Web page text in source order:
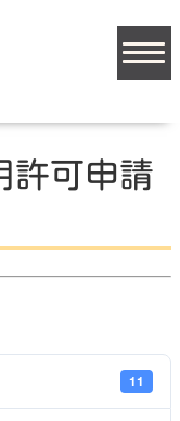
大
メディア
許可申請
11